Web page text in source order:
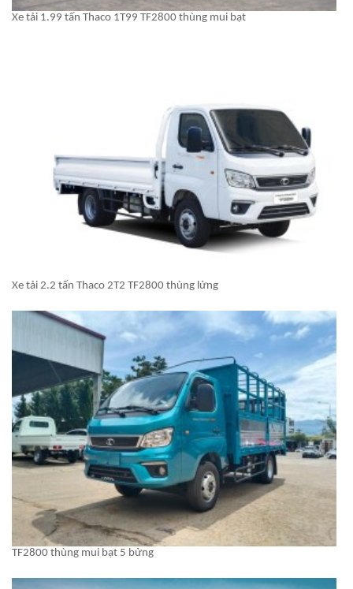
Xe tải 1.99 tấn Thaco 1T99 TF2800 thùng mui bạt
Xe tải 2.2 tấn Thaco 2T2 TF2800 thùng lửng
TF2800 thùng mui bạt 5 bửng